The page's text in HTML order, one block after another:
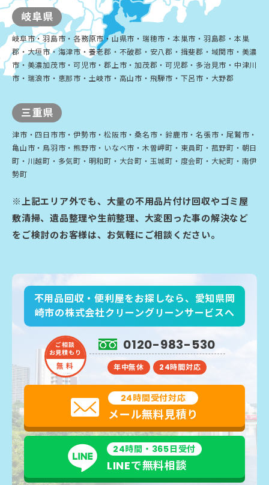
岐阜県
岐阜市・羽島市・各務原市・山県市・瑞穂市・本巣市・羽島郡・本巣
郡・大垣市・海津市・養老郡・不破郡・安八郡・揖斐郡・域関市・美濃
市・美濃加茂市・可児市・郡上市・加茂郡・可児郡・多治見市・中津川
市・瑞浪市・恵那市・土岐市・高山市・飛騨市・下呂市・大野郡
三重県
津市・四日市市・伊勢市・松阪市・桑名市・鈴鹿市・名張市・尾鷲市・
亀山市・鳥羽市・熊野市・いなべ市・木曽岬町・東員町・菰野町・朝日
町・川越町・多気町・明和町・大台町・玉城町・度会町・大紀町・南伊
勢町
※上記エリア外でも、大量の不用品片付け回収やゴミ屋
敷清掃、遺品整理や生前整理、大変困った事の解決など
をご検討のお客様は、お気軽にご相談ください。
不用品回収・便利屋をお探しなら、愛知県岡
崎市の株式会社クリーングリーンサービスへ
ご相談
お見積もり
無 料
0120-983-530
年中無休 24時間対応
24時間受付対応
メール無料見積り
24時間・365日受付
LINEで無料相談